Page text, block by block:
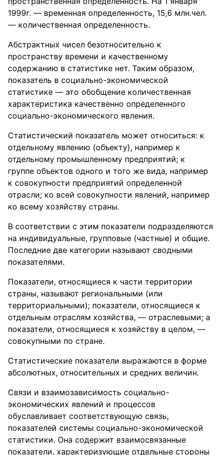
1999г. — временная определенность, 15,6 млн.чел.
— количественная определенность.
Абстрактных чисел безотносительно к
пространству времени и качественному
содержанию в статистике нет. Таким образом,
показатель в социально-экономической
статистике — это обобщение количественная
характеристика качественно определенного
социально-экономического явления.
Статистический показатель может относиться: к
отдельному явлению (объекту), например к
отдельному промышленному предприятий; к
группе объектов одного и того же вида, например
к совокупности предприятий определенной
отрасли; ко всей совокупности явлений, например
ко всему хозяйству страны.
В соответствии с этим показатели подразделяются
на индивидуальные, групповые (частные) и общие.
Последние две категории называют сводными
показателями.
Показатели, относящиеся к части территории
страны, называют региональными (или
территориальными); показатели, относящиеся к
отдельным отраслям хозяйства, — отраслевыми; а
показатели, относящиеся к хозяйству в целом, —
совокупными по стране.
Статистические показатели выражаются в форме
абсолютных, относительных и средних величин.
Связи и взаимозависимость социально-
экономических явлений и процессов
обуславливает соответствующую связь,
показателей системы социально-экономической
статистики. Она содержит взаимосвязанные
показатели, характеризующие отдельные стороны